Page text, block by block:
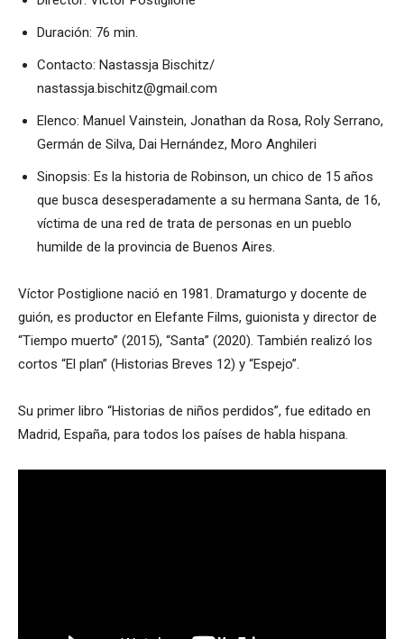
Duración: 76 min.
Contacto: Nastassja Bischitz/
nastassja.bischitz@gmail.com
Elenco: Manuel Vainstein, Jonathan da Rosa, Roly Serrano,
Germán de Silva, Dai Hernández, Moro Anghileri
Sinopsis: Es la historia de Robinson, un chico de 15 años
que busca desesperadamente a su hermana Santa, de 16,
víctima de una red de trata de personas en un pueblo
humilde de la provincia de Buenos Aires.
Víctor Postiglione nació en 1981. Dramaturgo y docente de
guión, es productor en Elefante Films, guionista y director de
“Tiempo muerto” (2015), “Santa” (2020). También realizó los
cortos “El plan” (Historias Breves 12) y “Espejo”.
Su primer libro “Historias de niños perdidos”, fue editado en
Madrid, España, para todos los países de habla hispana.